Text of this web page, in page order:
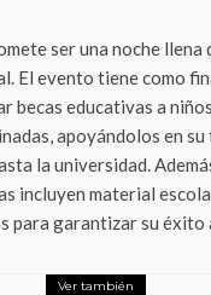
ser una noche llena
El evento tiene como
becas educativas a
apoyándolos en
la universidad.
incluyen material
para garantizar su éxito
Ver también